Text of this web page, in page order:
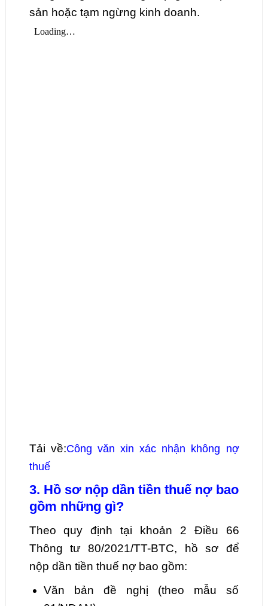
sản hoặc tạm ngừng kinh doanh.
Tải về:Công văn xin xác nhận không nợ
thuế
3. Hồ sơ nộp dần tiền thuế nợ bao
gồm những gì?
Theo quy định tại khoản 2 Điều 66
Thông tư 80/2021/TT-BTC, hồ sơ để
nộp dần tiền thuế nợ bao gồm:
Văn bản đề nghị (theo mẫu số